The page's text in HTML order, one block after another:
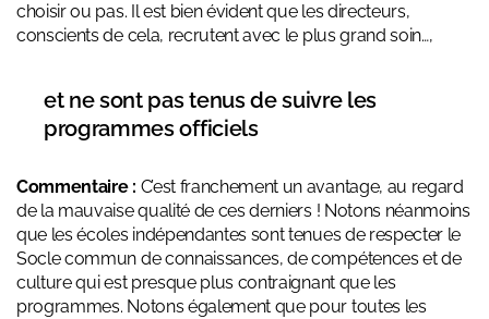
choisir ou pas. Il est bien évident que les directeurs,
conscients de cela, recrutent avec le plus grand soin…,
et ne sont pas tenus de suivre les
programmes officiels
Commentaire : C’est franchement un avantage, au regard
de la mauvaise qualité de ces derniers ! Notons néanmoins
que les écoles indépendantes sont tenues de respecter le
Socle commun de connaissances, de compétences et de
culture qui est presque plus contraignant que les
programmes. Notons également que pour toutes les